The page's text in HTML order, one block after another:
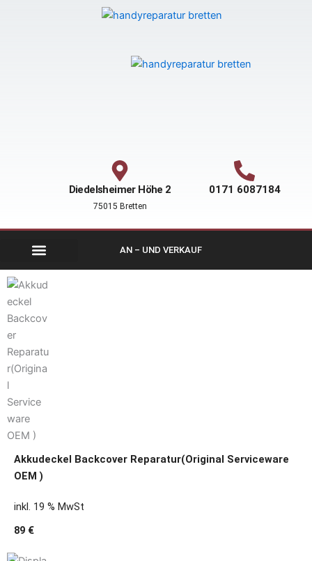
Diedelsheimer Höhe 2
75015 Bretten
0171 6087184
AN – UND VERKAUF
Akkudeckel Backcover Reparatur(Original Serviceware
OEM )
inkl. 19 % MwSt
89 €